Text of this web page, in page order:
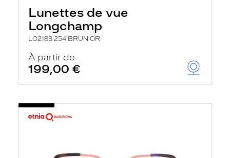
Lunettes de vue
Longchamp
LO2183 254 BRUN OR
À partir de
199,00 €